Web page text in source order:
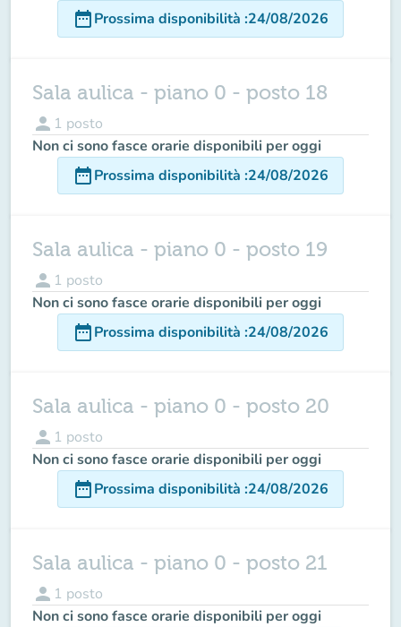
date_rangeProssima disponibilità :24/08/2026
Sala aulica - piano 0 - posto 18
person 1 posto
Non ci sono fasce orarie disponibili per oggi
date_rangeProssima disponibilità :24/08/2026
Sala aulica - piano 0 - posto 19
person 1 posto
Non ci sono fasce orarie disponibili per oggi
date_rangeProssima disponibilità :24/08/2026
Sala aulica - piano 0 - posto 20
person 1 posto
Non ci sono fasce orarie disponibili per oggi
date_rangeProssima disponibilità :24/08/2026
Sala aulica - piano 0 - posto 21
person 1 posto
Non ci sono fasce orarie disponibili per oggi